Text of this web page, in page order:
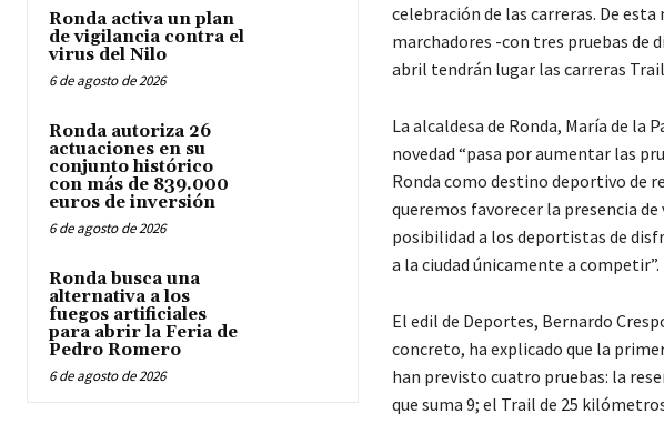
Ronda activa un plan
de vigilancia contra el
virus del Nilo
6 de agosto de 2026
Ronda autoriza 26
actuaciones en su
conjunto histórico
con más de 839.000
euros de inversión
6 de agosto de 2026
Ronda busca una
alternativa a los
fuegos artificiales
para abrir la Feria de
Pedro Romero
6 de agosto de 2026
celebración de las carreras. De esta
marchadores -con tres pruebas de
abril tendrán lugar las carreras
La alcaldesa de Ronda, María de la
novedad “pasa por aumentar las
Ronda como destino deportivo de
queremos favorecer la presencia
posibilidad a los deportistas de
a la ciudad únicamente a competir”.
El edil de Deportes, Bernardo
concreto, ha explicado que la
han previsto cuatro pruebas: la
que suma 9; el Trail de 25